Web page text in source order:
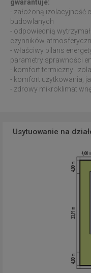
gwarantuje:
- założoną izolacyjność
budowlanych
- odpowiednią
czynników
- właściwy bilans
parametry sprawności
- komfort termiczny:
- komfort użytkowania,
- zdrowy mikroklimat
Usytuowanie na